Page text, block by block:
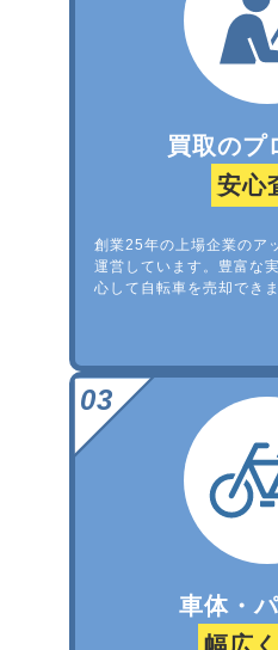
買取のプ
安心
創業25年の上場企業のア
運営しています。豊富な
心して自転車を売却できま
車体・